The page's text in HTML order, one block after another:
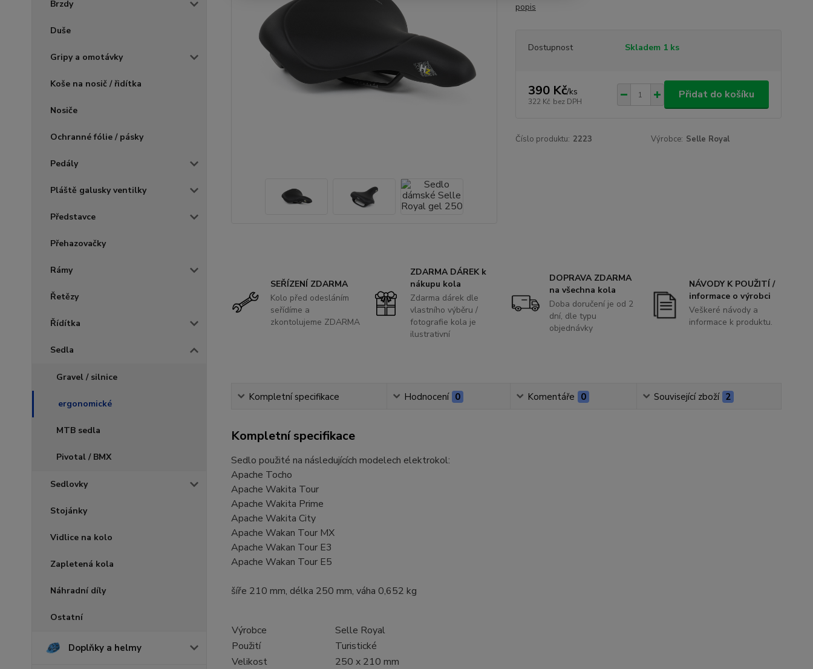
Brzdy
Duše
Gripy a omotávky
Koše na nosič / řidítka
Nosiče
Ochranné fólie / pásky
Pedály
Pláště galusky ventilky
Představce
Přehazovačky
Rámy
Řetězy
Řídítka
Sedla
Gravel / silnice
ergonomické
MTB sedla
Pivotal / BMX
Sedlovky
Stojánky
Vidlice na kolo
Zapletená kola
Náhradní díly
Ostatní
Doplňky a helmy
popis
Dostupnost Skladem 1 ks
390 Kč/ks
322 Kč bez DPH
Přidat do košíku
Číslo produktu: 2223 Výrobce: Selle Royal
SEŘÍZENÍ ZDARMA
Kolo před odesláním
seřídíme a
zkontolujeme ZDARMA
ZDARMA DÁREK k
nákupu kola
Zdarma dárek dle
vlastního výběru /
fotografie kola je
ilustrativní
DOPRAVA ZDARMA
na všechna kola
Doba doručení je od 2
dní, dle typu
objednávky
NÁVODY K POUŽITÍ /
informace o výrobci
Veškeré návody a
informace k produktu.
Kompletní specifikace Hodnocení 0 Komentáře 0 Související zboží 2
Kompletní specifikace
Sedlo použité na následujících modelech elektrokol:
Apache Tocho
Apache Wakita Tour
Apache Wakita Prime
Apache Wakita City
Apache Wakan Tour MX
Apache Wakan Tour E3
Apache Wakan Tour E5
šíře 210 mm, délka 250 mm, váha 0,652 kg
Výrobce
Selle Royal
Použití
Turistické
Velikost
250 x 210 mm